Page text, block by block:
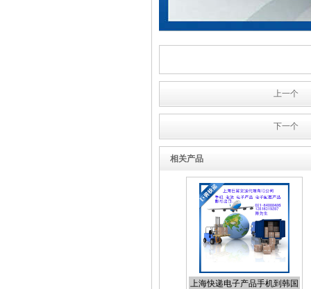
上一个
下一个
相关产品
上海快递电子产品手机到韩国